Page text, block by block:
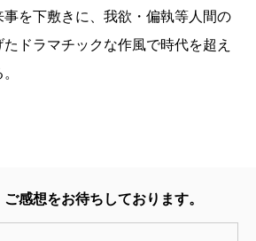
事を下敷きに、我欲・偏執等人間の
ドラマチックな作風で時代を超え
感想をお待ちしております。